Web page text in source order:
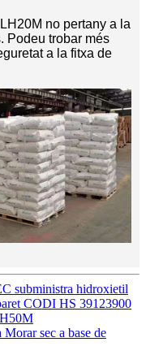
no pertany a la
Podeu trobar més
a la fitxa de
subministra hidroxietil
CODI HS 39123900
sec a base de